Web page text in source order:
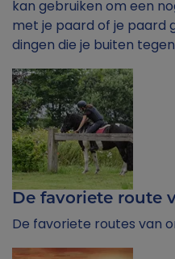
kan gebruiken om een
met je paard of je paard
dingen die je buiten
De favoriete route
De favoriete routes van